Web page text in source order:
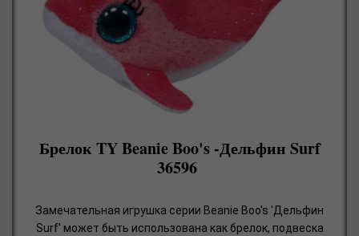
Брелок TY Beanie Boo's -Дельфин Surf
36596
Замечательная игрушка серии Beanie Boo's 'Дельфин
Surf' может быть использована как брелок, подвеска